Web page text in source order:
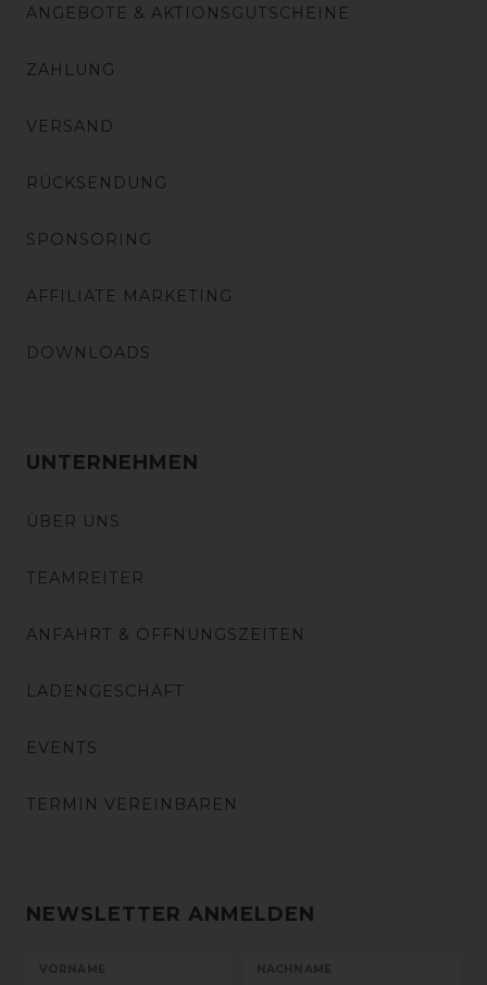
ANGEBOTE & AKTIONSGUTSCHEINE
ZAHLUNG
VERSAND
RÜCKSENDUNG
SPONSORING
AFFILIATE MARKETING
DOWNLOADS
UNTERNEHMEN
ÜBER UNS
TEAMREITER
ANFAHRT & ÖFFNUNGSZEITEN
LADENGESCHÄFT
EVENTS
TERMIN VEREINBAREN
NEWSLETTER ANMELDEN
VORNAME NACHNAME